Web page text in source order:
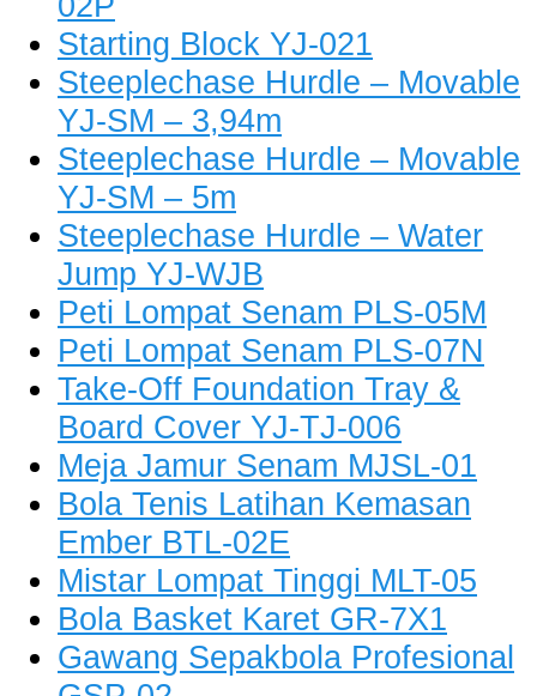
Starting Block YJ-021
Steeplechase Hurdle – Movable
YJ-SM – 3,94m
Steeplechase Hurdle – Movable
YJ-SM – 5m
Steeplechase Hurdle – Water
Jump YJ-WJB
Peti Lompat Senam PLS-05M
Peti Lompat Senam PLS-07N
Take-Off Foundation Tray &
Board Cover YJ-TJ-006
Meja Jamur Senam MJSL-01
Bola Tenis Latihan Kemasan
Ember BTL-02E
Mistar Lompat Tinggi MLT-05
Bola Basket Karet GR-7X1
Gawang Sepakbola Profesional